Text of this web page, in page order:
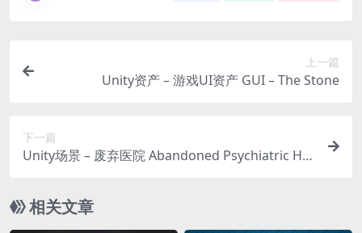
上一篇
Unity资产 – 游戏UI资产 GUI – The Stone
下一篇
Unity场景 – 废弃医院 Abandoned Psychiatric Ho
相关文章